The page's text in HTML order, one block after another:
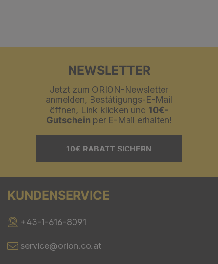
NEWSLETTER
Jetzt zum ORION-Newsletter
anmelden, Bestätigungs-E-Mail
öffnen, Link klicken und 10€-
Gutschein per E-Mail erhalten!
10€ RABATT SICHERN
KUNDENSERVICE
+43-1-616-8091
service@orion.co.at